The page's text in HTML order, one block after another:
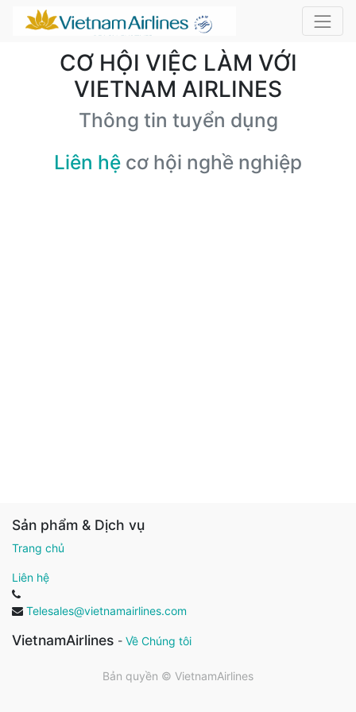
CƠ HỘI VIỆC LÀM VỚI
VIETNAM AIRLINES
Thông tin tuyển dụng
Liên hệ cơ hội nghề nghiệp
Sản phẩm & Dịch vụ
Trang chủ
Liên hệ
Telesales@vietnamairlines.com
VietnamAirlines - Về Chúng tôi
Bản quyền © VietnamAirlines